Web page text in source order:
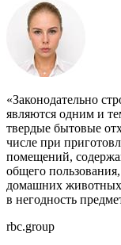
«Законодательно
являются одним и
твердые бытовые
числе при
помещений,
общего
домашних
в негодность
rbc.group